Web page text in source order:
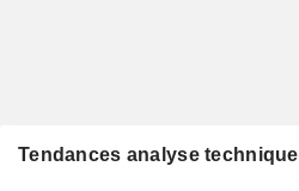
Tendances analyse technique